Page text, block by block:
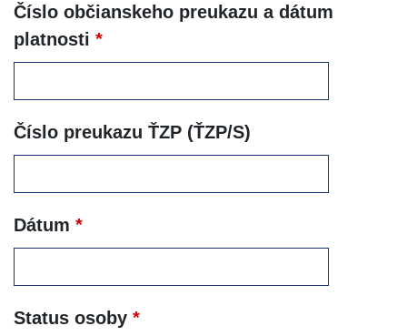
Číslo občianskeho preukazu a dátum
platnosti *
Číslo preukazu ŤZP (ŤZP/S)
Dátum *
Status osoby *